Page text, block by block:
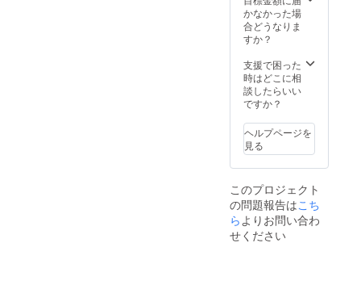
かなかった場
合どうなりま
すか？
支援で困った
時はどこに相
談したらいい
ですか？
ヘルプページを
見る
このプロジェクト
の問題報告はこち
らよりお問い合わ
せください